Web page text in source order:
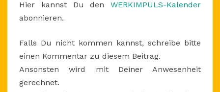
Hier kannst Du den WERKIMPULS-Kalender
abonnieren.
Falls Du nicht kommen kannst, schreibe bitte
einen Kommentar zu diesem Beitrag.
Ansonsten wird mit Deiner Anwesenheit
gerechnet.